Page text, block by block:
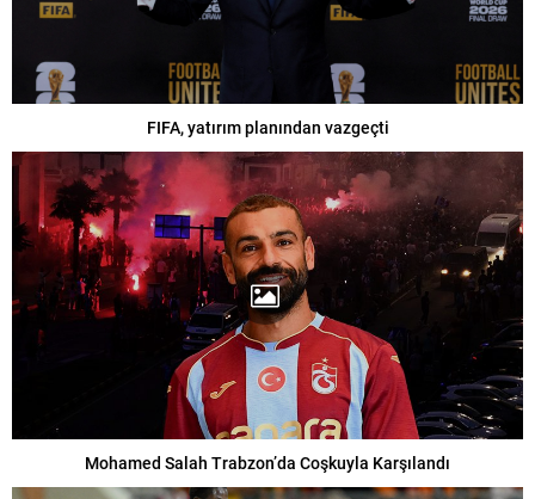
FIFA, yatırım planından vazgeçti
Mohamed Salah Trabzon’da Coşkuyla Karşılandı